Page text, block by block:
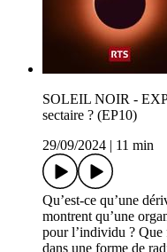
SOLEIL NOIR -
sectaire ? (EP10)
29/09/2024
11 min
Qu’est-ce qu’une
montrent qu’une
pour l’individu ? Que
dans une forme de